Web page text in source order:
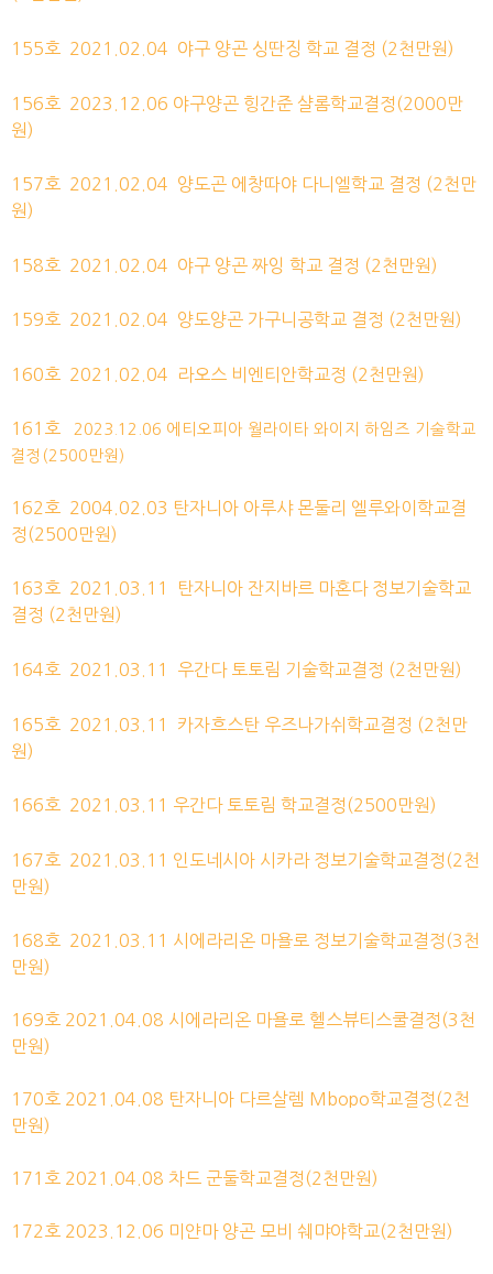
155호 2021.02.04 야구 양곤 싱딴징 학교 결정 (2천만원)
156호 2023.12.06 야구양곤 힝간준 샬롬학교결정(2000만
원)
157호 2021.02.04 양도곤 에창따야 다니엘학교 결정 (2천만
원)
158호 2021.02.04 야구 양곤 짜잉 학교 결정 (2천만원)
159호 2021.02.04 양도양곤 가구니공학교 결정 (2천만원)
160호 2021.02.04 라오스 비엔티안학교정 (2천만원)
161호
2023.12.06 에티오피아 월라이타 와이지 하임즈 기술학교
결정(2500만원)
162호 2004.02.03 탄자니아 아루샤 몬둘리 엘루와이학교결
정(2500만원)
163호 2021.03.11
탄자니아 잔지바르 마혼다 정보기술학교
결정 (2천만원)
164호 2021.03.11 우간다 토토림 기술학교결정 (2천만원)
165호 2021.03.11 카자흐스탄 우즈나가쉬학교결정 (2천만
원)
166호 2021.03.11 우간다 토토림 학교결정(2500만원)
167호 2021.03.11 인도네시아 시카라 정보기술학교결정(2천
만원)
168호 2021.03.11 시에라리온 마욜로 정보기술학교결정(3천
만원)
169호 2021.04.08 시에라리온 마욜로 헬스뷰티스쿨결정(3천
만원)
170호 2021.04.08 탄자니아 다르살렘 Mbopo학교결정(2천
만원)
171호 2021.04.08 차드 군둘학교결정(2천만원)
172호 2023.12.06 미얀마 양곤 모비 쉐먀야학교(2천만원)